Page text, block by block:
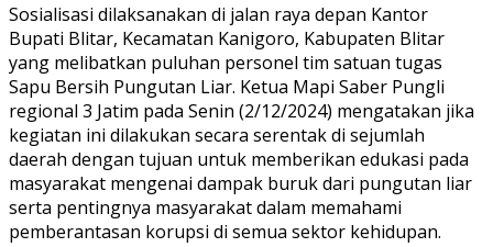
Sosialisasi dilaksanakan di jalan raya depan Kantor
Bupati Blitar, Kecamatan Kanigoro, Kabupaten Blitar
yang melibatkan puluhan personel tim satuan tugas
Sapu Bersih Pungutan Liar. Ketua Mapi Saber Pungli
regional 3 Jatim pada Senin (2/12/2024) mengatakan jika
kegiatan ini dilakukan secara serentak di sejumlah
daerah dengan tujuan untuk memberikan edukasi pada
masyarakat mengenai dampak buruk dari pungutan liar
serta pentingnya masyarakat dalam memahami
pemberantasan korupsi di semua sektor kehidupan.